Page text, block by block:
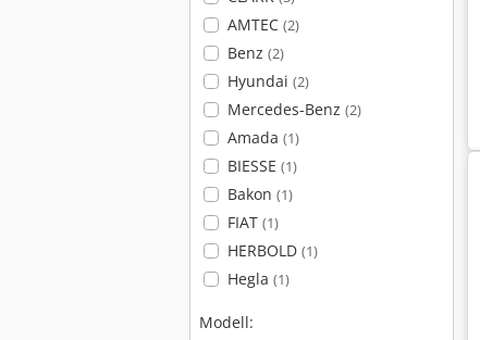
AMTEC (2)
Benz (2)
Hyundai (2)
Mercedes-Benz (2)
Amada (1)
BIESSE (1)
Bakon (1)
FIAT (1)
HERBOLD (1)
Hegla (1)
Modell: